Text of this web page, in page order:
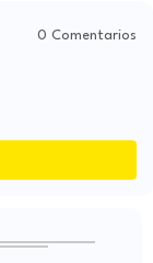
0 Comentarios